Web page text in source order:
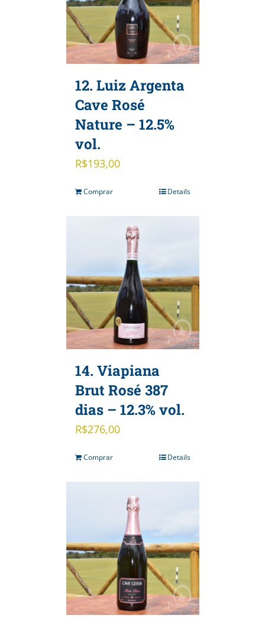
12. Luiz Argenta
Cave Rosé
Nature – 12.5%
vol.
R$193,00
Comprar Details
14. Viapiana
Brut Rosé 387
dias – 12.3% vol.
R$276,00
Comprar Details